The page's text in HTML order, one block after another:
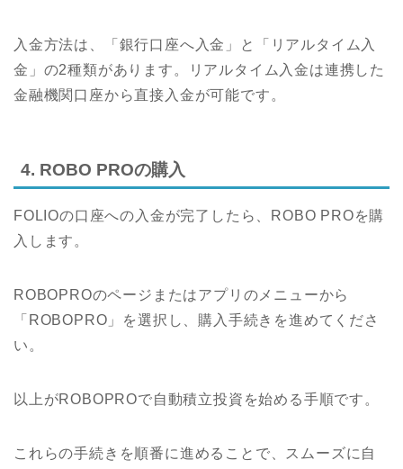
入金方法は、「銀行口座へ入金」と「リアルタイム入
金」の2種類があります。リアルタイム入金は連携した
金融機関口座から直接入金が可能です。
4. ROBO PROの購入
FOLIOの口座への入金が完了したら、ROBO PROを購
入します。
ROBOPROのページまたはアプリのメニューから
「ROBOPRO」を選択し、購入手続きを進めてくださ
い。
以上がROBOPROで自動積立投資を始める手順です。
これらの手続きを順番に進めることで、スムーズに自